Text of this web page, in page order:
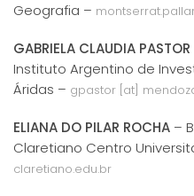
Geografia –
GABRIELA CLAUDIA PASTOR
Instituto Argentino de
Áridas – gpastor [at]
ELIANA DO PILAR ROCHA –
Claretiano Centro
claretiano.edu.br